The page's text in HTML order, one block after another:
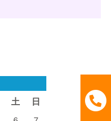
土 日